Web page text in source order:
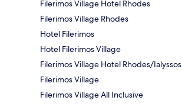
Filerimos Village Hotel Rhodes
Filerimos Village Rhodes
Hotel Filerimos
Hotel Filerimos Village
Filerimos Village Hotel Rhodes/Ialyssos
Filerimos Village
Filerimos Village All Inclusive